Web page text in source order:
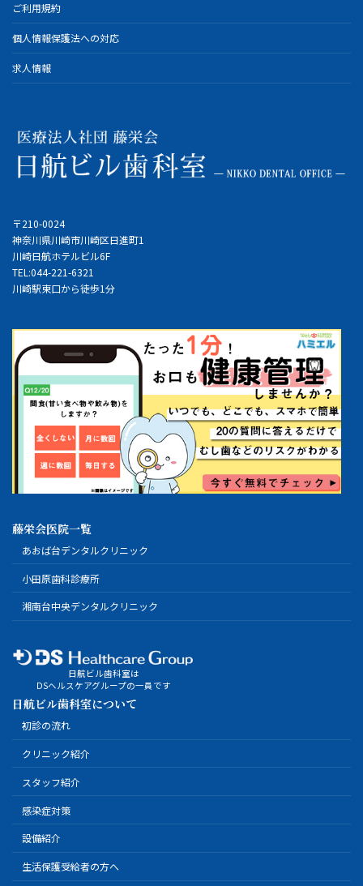
ご利用規約
個人情報保護法への対応
求人情報
〒210-0024
神奈川県川崎市川崎区日進町1
川崎日航ホテルビル6F
TEL:044-221-6321
川崎駅東口から徒歩1分
藤栄会医院一覧
あおば台デンタルクリニック
小田原歯科診療所
湘南台中央デンタルクリニック
日航ビル歯科室は
DSヘルスケアグループの一員です
日航ビル歯科室について
初診の流れ
クリニック紹介
スタッフ紹介
感染症対策
設備紹介
生活保護受給者の方へ